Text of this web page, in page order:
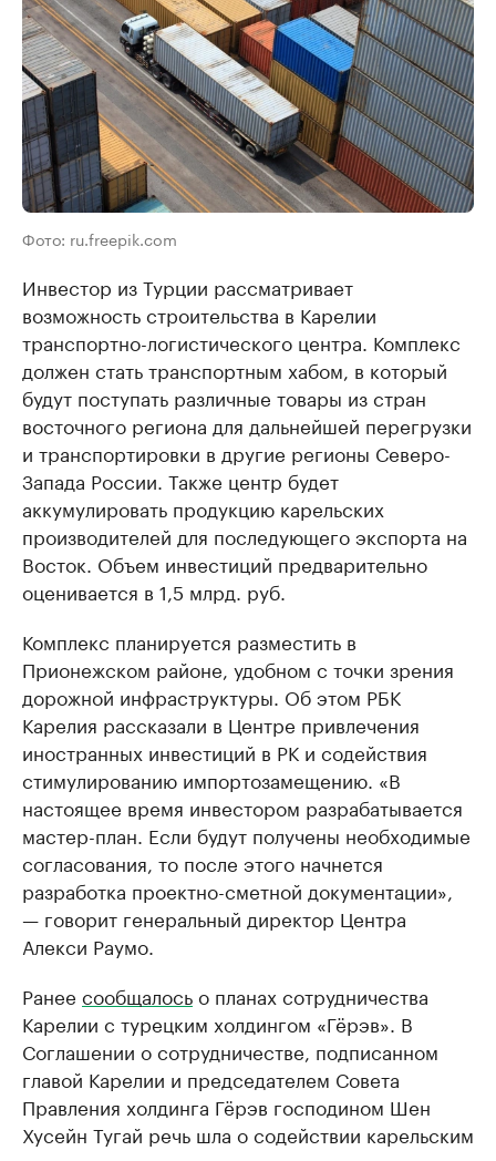
Фото: ru.freepik.com
Инвестор из Турции рассматривает
возможность строительства в Карелии
транспортно-логистического центра. Комплекс
должен стать транспортным хабом, в который
будут поступать различные товары из стран
восточного региона для дальнейшей перегрузки
и транспортировки в другие регионы Северо-
Запада России. Также центр будет
аккумулировать продукцию карельских
производителей для последующего экспорта на
Восток. Объем инвестиций предварительно
оценивается в 1,5 млрд. руб.
Комплекс планируется разместить в
Прионежском районе, удобном с точки зрения
дорожной инфраструктуры. Об этом РБК
Карелия рассказали в Центре привлечения
иностранных инвестиций в РК и содействия
стимулированию импортозамещению. «В
настоящее время инвестором разрабатывается
мастер-план. Если будут получены необходимые
согласования, то после этого начнется
разработка проектно-сметной документации»,
— говорит генеральный директор Центра
Алекси Раумо.
Ранее сообщалосьо планах сотрудничества
Карелии с турецким холдингом «Гёрэв». В
Соглашении о сотрудничестве, подписанном
главой Карелии и председателем Совета
Правления холдинга Гёрэв господином Шен
Хусейн Тугай речь шла о содействии карельским